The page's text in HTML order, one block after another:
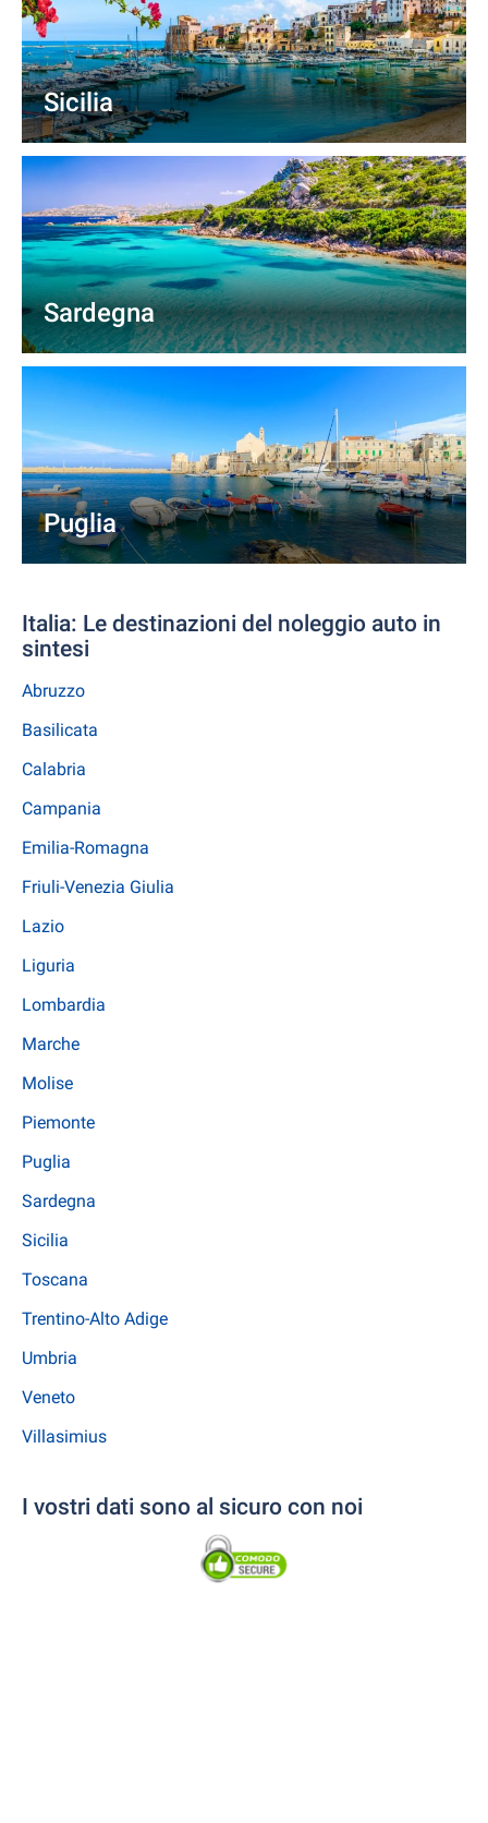
Sicilia
Sardegna
Puglia
Italia: Le destinazioni del noleggio auto in
sintesi
Abruzzo
Basilicata
Calabria
Campania
Emilia-Romagna
Friuli-Venezia Giulia
Lazio
Liguria
Lombardia
Marche
Molise
Piemonte
Puglia
Sardegna
Sicilia
Toscana
Trentino-Alto Adige
Umbria
Veneto
Villasimius
I vostri dati sono al sicuro con noi